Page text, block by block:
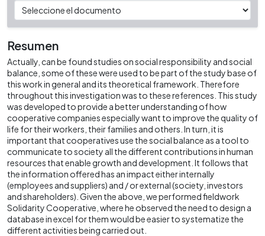
Resumen
Actually, can be found studies on social responsibility and social
balance, some of these were used to be part of the study base of
this work in general and its theoretical framework. Therefore
throughout this investigation was to these references. This study
was developed to provide a better understanding of how
cooperative companies especially want to improve the quality of
life for their workers, their families and others. In turn, it is
important that cooperatives use the social balance as a tool to
communicate to society all the different contributions in human
resources that enable growth and development. It follows that
the information offered has an impact either internally
(employees and suppliers) and / or external (society, investors
and shareholders). Given the above, we performed fieldwork
Solidarity Cooperative, where he observed the need to design a
database in excel for them would be easier to systematize the
different activities being carried out.